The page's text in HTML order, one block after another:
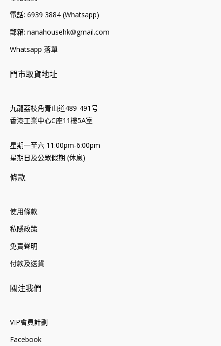
電話: 6939 3884 (Whatsapp)
郵箱: nanahousehk@gmail.com
Whatsapp 落單
門市取貨地址
九龍荔枝角青山道489-491号
香港工業中心C座11樓5A室
星期一至六 11:00pm-6:00pm
星期日及公眾假期 (休息)
條款
使用條款
私隱政策
免責聲明
付款及送貨
關注我們
VIP會員計劃
Facebook